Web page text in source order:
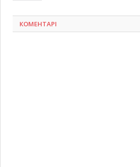
КОМЕНТАРІ